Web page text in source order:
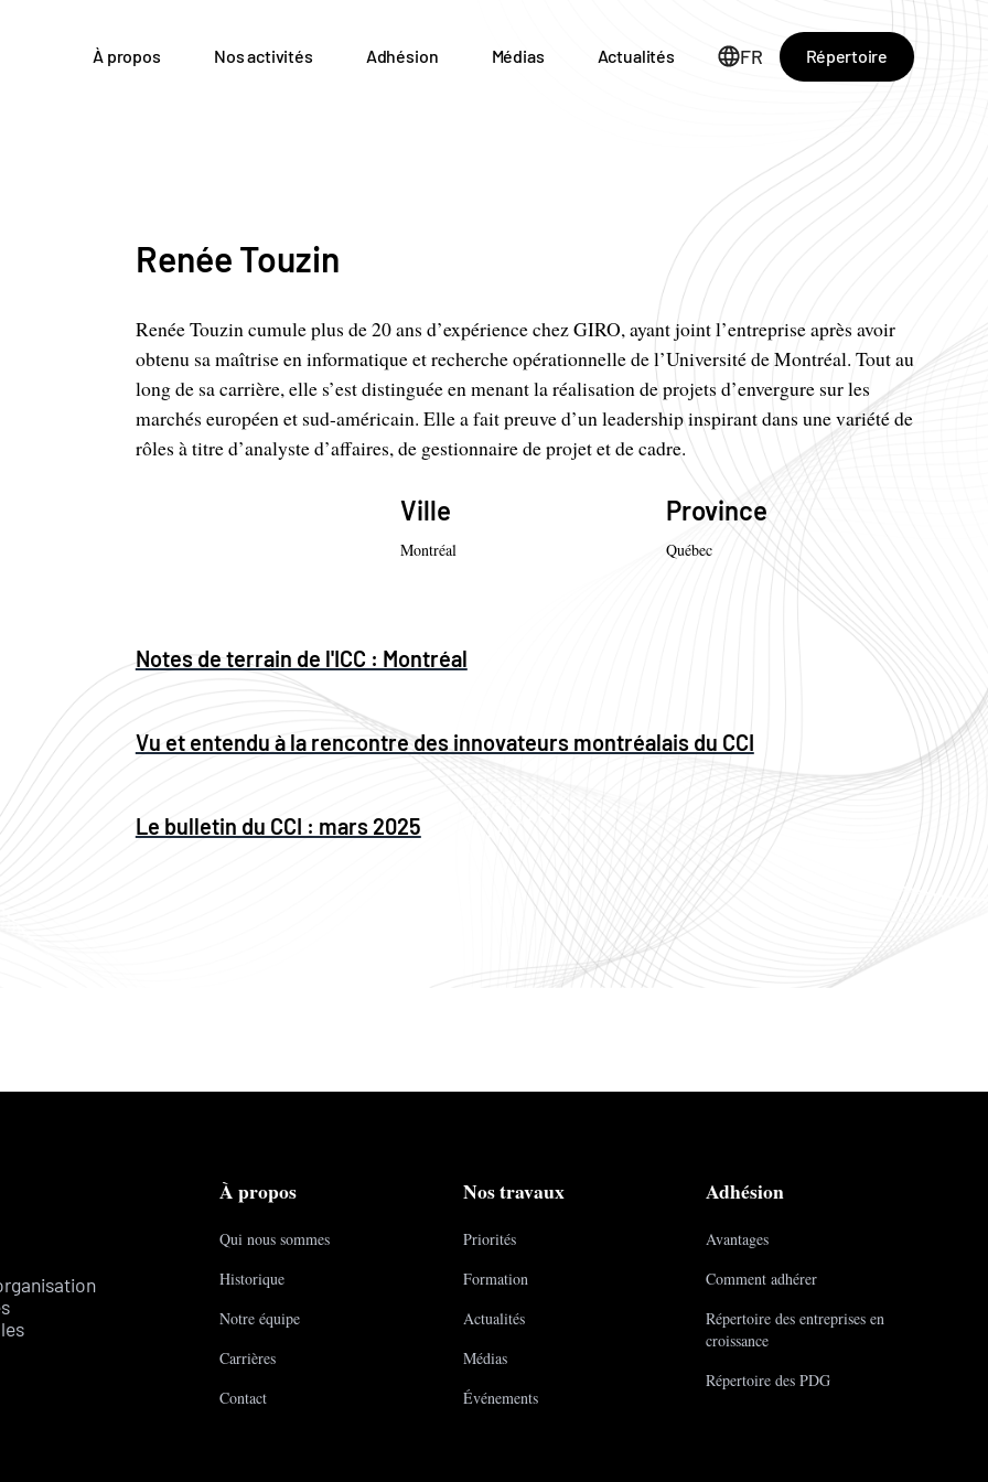
À propos Nos activités Adhésion Médias Actualités FR Répertoire
Renée Touzin
Renée Touzin cumule plus de 20 ans d’expérience chez GIRO, ayant joint l’entreprise après avoir
obtenu sa maîtrise en informatique et recherche opérationnelle de l’Université de Montréal. Tout au
long de sa carrière, elle s’est distinguée en menant la réalisation de projets d’envergure sur les
marchés européen et sud-américain. Elle a fait preuve d’un leadership inspirant dans une variété de
rôles à titre d’analyste d’affaires, de gestionnaire de projet et de cadre.
Ville
Montréal
Province
Québec
Notes de terrain de l'ICC : Montréal
Vu et entendu à la rencontre des innovateurs montréalais du CCI
Le bulletin du CCI : mars 2025
À propos
Qui nous sommes
Historique
Notre équipe
Carrières
Contact
Nos travaux
Priorités
Formation
Actualités
Médias
Événements
Adhésion
Avantages
Comment adhérer
Répertoire des entreprises en
croissance
Répertoire des PDG